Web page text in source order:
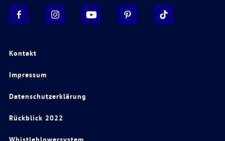
Kontakt
Impressum
Datenschutzerklärung
Rückblick 2022